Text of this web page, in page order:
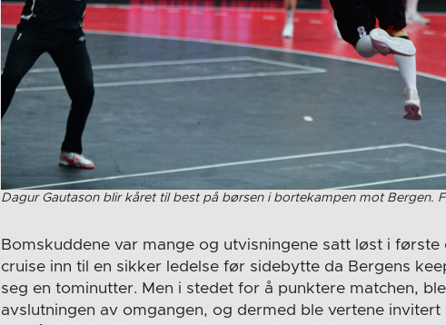
Dagur Gautason blir kåret til best på børsen i bortekampen mot Bergen.
Bomskuddene var mange og utvisningene satt løst i
cruise inn til en sikker ledelse før sidebytte da Bergens
seg en tominutter. Men i stedet for å punktere matchen,
avslutningen av omgangen, og dermed ble vertene invitert